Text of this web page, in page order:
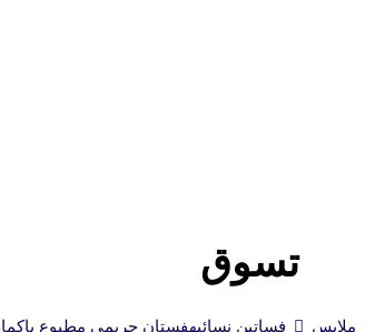
تسوق
ملابس فساتين نسائيهفستان حريمي مطبوع